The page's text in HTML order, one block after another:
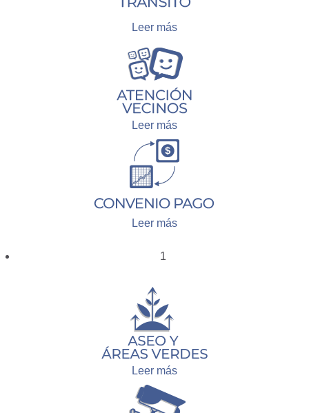
Leer más
Leer más
Leer más
1
Leer más